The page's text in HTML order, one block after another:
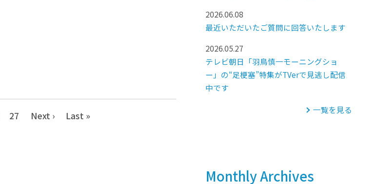
27 Next › Last »
2026.06.08
最近いただいたご質問に回答いたします
2026.05.27
テレビ朝日「羽鳥慎一モーニングショ
ー」の“足梗塞”特集がTVerで見逃し配信
中です
一覧を見る
Monthly Archives